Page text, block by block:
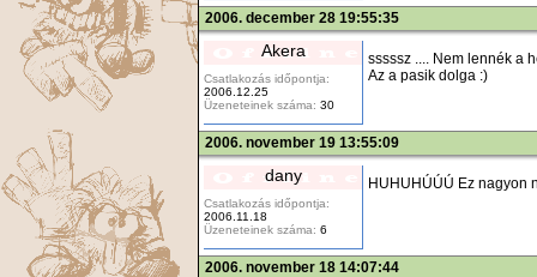
2006. december 28 19:55:35
Akera
Csatlakozás időpontja:
2006.12.25
Üzeneteinek száma: 30
sssssz .... Nem lennék a
Az a pasik dolga :)
2006. november 19 13:55:09
dany
Csatlakozás időpontja:
2006.11.18
Üzeneteinek száma: 6
HUHUHÚÚÚ Ez nagyon
2006. november 18 14:07:44